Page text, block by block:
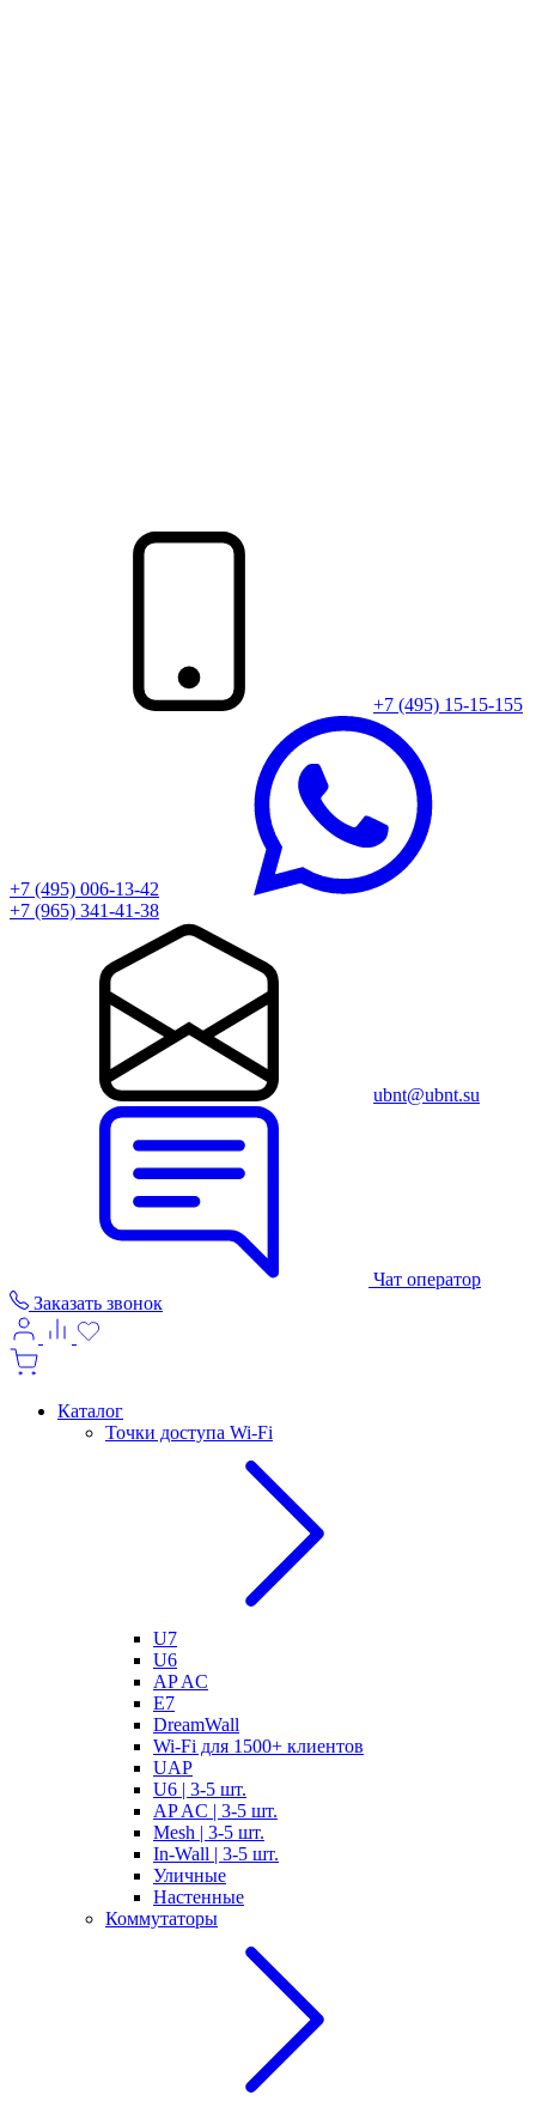
+7 (495) 15-15-155
+7 (495) 006-13-42
+7 (965) 341-41-38
ubnt@ubnt.su
Чат оператор
Заказать звонок
Каталог
Точки доступа Wi-Fi
U7
U6
AP AC
E7
DreamWall
Wi-Fi для 1500+ клиентов
UAP
U6 | 3-5 шт.
AP AC | 3-5 шт.
Mesh | 3-5 шт.
In-Wall | 3-5 шт.
Уличные
Настенные
Коммутаторы